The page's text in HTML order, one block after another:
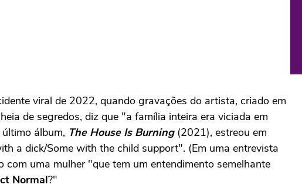
viral de 2022, quando gravações do artista, criado em
de segredos, diz que "a família inteira era viciada em
álbum, The House Is Burning(2021), estreou em
a dick/Some with the child support". (Em uma entrevista
uma mulher "que tem um entendimento semelhante
Normal?"